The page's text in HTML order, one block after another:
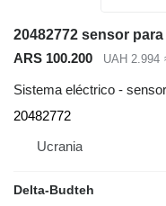
20482772 sensor
ARS 100.200
UAH 2.994
Sistema eléctrico - sensor
20482772
Ucrania
Delta-Budteh